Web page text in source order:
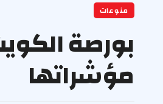
منوعات
بورصة
مؤشراتها